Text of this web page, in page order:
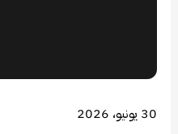
30 يونيو، 2026